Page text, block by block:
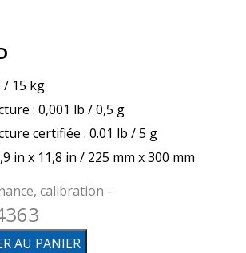
/ 15 kg
: 0,001 lb / 0,5 g
certifiée : 0.01 lb / 5 g
in x 11,8 in / 225 mm x 300 mm
calibration –
AU PANIER